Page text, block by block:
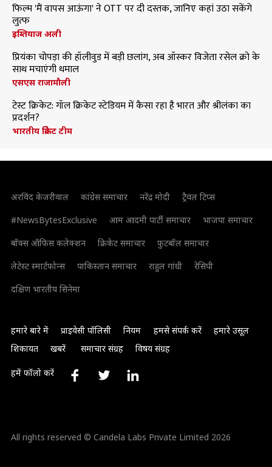
फिल्म 'मैं वापस आऊंगा' ने OTT पर दी दस्तक, जानिए कहां उठा सकेंगे
लुत्फ
इम्तियाज अली
प्रियंका चोपड़ा की हॉलीवुड में बड़ी छलांग, अब ऑस्कर विजेता रसेल क्रो के
साथ मचाएंगी धमाल
एसएस राजामौली
टेस्ट क्रिकेट: गॉल क्रिकेट स्टेडियम में कैसा रहा है भारत और श्रीलंका का
प्रदर्शन?
भारतीय क्रिकेट टीम
अरविंद केजरीवाल कांग्रेस समाचार नरेंद्र मोदी
ट्रैवल टिप्स
#NewsBytesExclusive
आम आदमी पार्टी समाचार
भाजपा समाचार
बॉक्स ऑफिस कलेक्शन
क्रिकेट समाचार
फुटबॉल समाचार
लेटेस्ट स्मार्टफोन्स
पाकिस्तान समाचार राहुल गांधी
रेसिपी
दक्षिण भारतीय सिनेमा
हमारे बारे में प्राइवेसी पॉलिसी नियम हमसे संपर्क करें
हमारे उसूल
शिकायत
खबरें समाचार संग्रह विषय संग्रह
हमें फॉलो करें
All rights reserved © Candela Labs Private Limited 2026